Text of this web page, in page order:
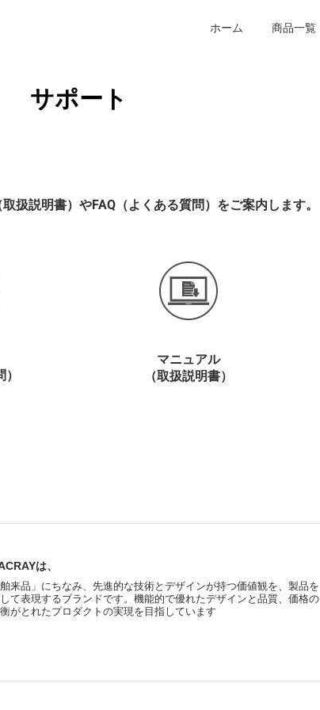
ホーム 商品一覧
サポート
扱説明書）やFAQ（よくある質問）をご案内します。
マニュアル
（取扱説明書）
は、
舶来品」にちなみ、先進的な技術とデザインが持つ価値観を、製品を
て表現するブランドです。機能的で優れたデザインと品質、価格の
がとれたプロダクトの実現を目指しています